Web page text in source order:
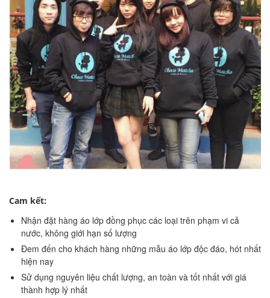
Cam kết:
Nhận đặt hàng áo lớp đồng phục các loại trên phạm vi cả
nước, không giới hạn số lượng
Đem đến cho khách hàng những mẫu áo lớp độc đáo, hót nhất
hiện nay
Sử dụng nguyên liệu chất lượng, an toàn và tốt nhất với giá
thành hợp lý nhất